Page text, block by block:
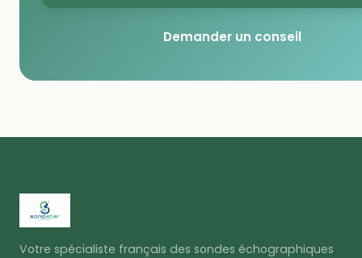
Demander un conseil
Votre spécialiste français des sondes échographiques